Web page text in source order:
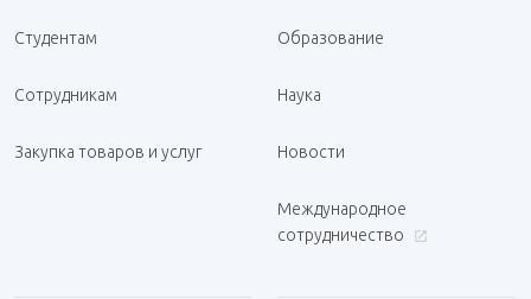
Студентам
Сотрудникам
Закупка товаров и услуг
Образование
Наука
Новости
Международное
сотрудничество